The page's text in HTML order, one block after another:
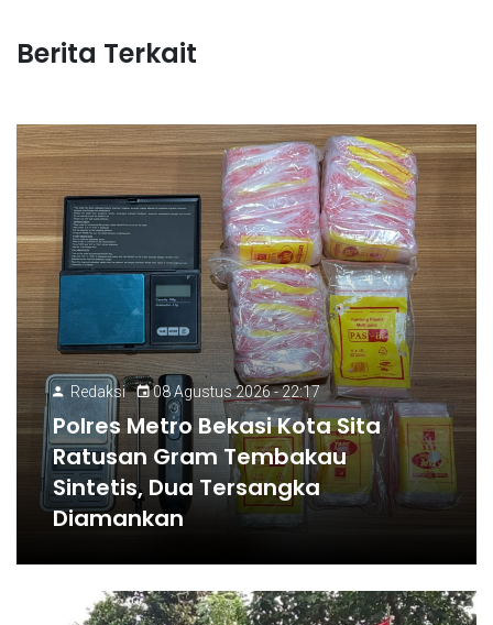
Berita Terkait
Redaksi 08 Agustus 2026 - 22:17
Polres Metro Bekasi Kota Sita
Ratusan Gram Tembakau
Sintetis, Dua Tersangka
Diamankan